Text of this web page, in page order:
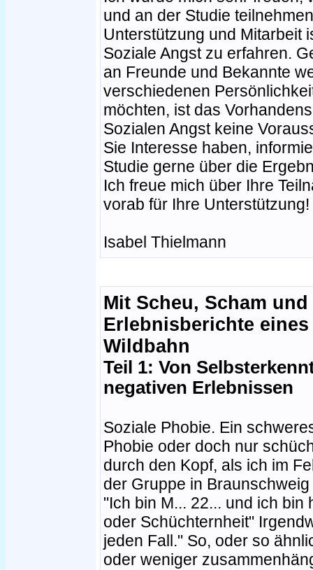
und an der Studie
Unterstützung und Mitarbeit
Soziale Angst zu erfahren.
an Freunde und Bekannte
verschiedenen
möchten, ist das
Sozialen Angst keine
Sie Interesse haben,
Studie gerne über die
Ich freue mich über Ihre
vorab für Ihre Unterstützung!
Isabel Thielmann
Mit Scheu, Scham
Erlebnisberichte
Wildbahn
Teil 1: Von
negativen Erlebnissen
Soziale Phobie. Ein
Phobie oder doch nur
durch den Kopf, als ich im
der Gruppe in Braunschweig
"Ich bin M... 22... und ich
oder Schüchternheit"
jeden Fall." So, oder so
oder weniger